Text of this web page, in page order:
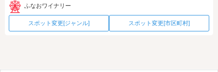
ふなおワイナリー
スポット変更[ジャンル] スポット変更[市区町村]